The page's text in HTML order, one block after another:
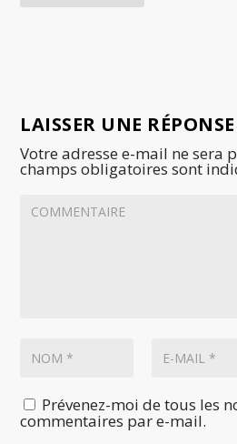
LAISSER UNE RÉPONSE
Votre adresse e-mail ne sera
champs obligatoires sont
Prévenez-moi de tous les
commentaires par e-mail.